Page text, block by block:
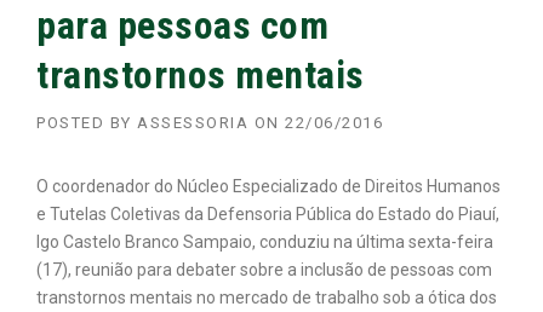
para pessoas com
transtornos mentais
POSTED BY ASSESSORIA ON 22/06/2016
O coordenador do Núcleo Especializado de Direitos Humanos
e Tutelas Coletivas da Defensoria Pública do Estado do Piauí,
Igo Castelo Branco Sampaio, conduziu na última sexta-feira
(17), reunião para debater sobre a inclusão de pessoas com
transtornos mentais no mercado de trabalho sob a ótica dos